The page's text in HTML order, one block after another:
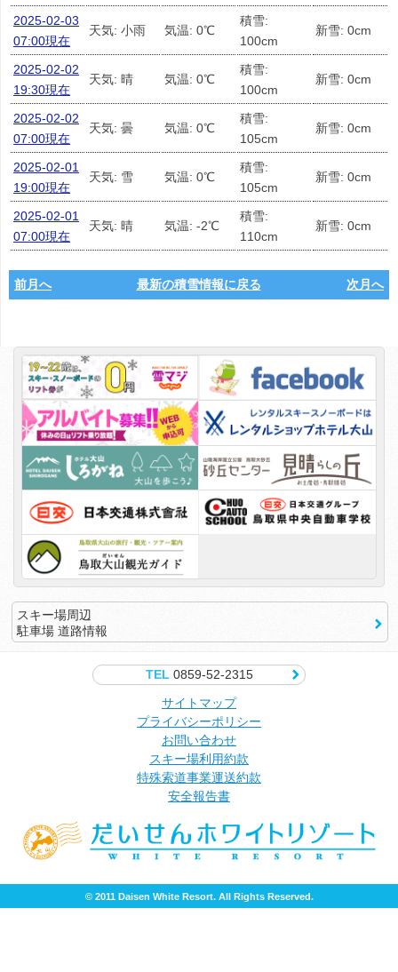
2025-02-03
07:00現在
天気: 小雨 気温: 0℃
積雪:
100cm
新雪: 0cm
2025-02-02
19:30現在
天気: 晴 気温: 0℃
積雪:
100cm
新雪: 0cm
2025-02-02
07:00現在
天気: 曇 気温: 0℃
積雪:
105cm
新雪: 0cm
2025-02-01
19:00現在
天気: 雪 気温: 0℃
積雪:
105cm
新雪: 0cm
2025-02-01
07:00現在
天気: 晴 気温: -2℃
積雪:
110cm
新雪: 0cm
前月へ 最新の積雪情報に戻る 次月へ
スキー場周辺
駐車場 道路情報
TEL0859-52-2315
サイトマップ
プライバシーポリシー
お問い合わせ
スキー場利用約款
特殊索道事業運送約款
安全報告書
© 2011 Daisen White Resort. All Rights Reserved.